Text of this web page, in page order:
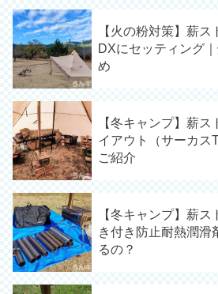
【火の粉対策】薪
DXにセッティング
め
【冬キャンプ】薪
イアウト（サーカス
ご紹介
【冬キャンプ】薪
き付き防止耐熱潤滑
るの？